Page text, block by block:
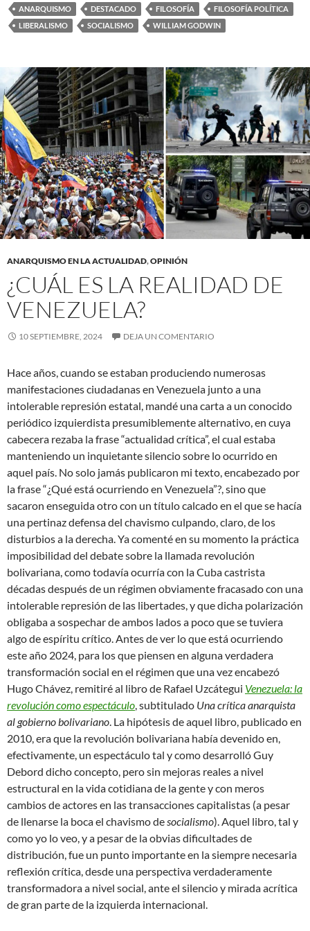
ANARQUISMO DESTACADO FILOSOFÍA
FILOSOFÍA POLÍTICA
LIBERALISMO
SOCIALISMO WILLIAM GODWIN
ANARQUISMO EN LA ACTUALIDAD,OPINIÓN
¿CUÁL ES LA REALIDAD DE
VENEZUELA?
10 SEPTIEMBRE, 2024 DEJA UN COMENTARIO
Hace años, cuando se estaban produciendo numerosas
manifestaciones ciudadanas en Venezuela junto a una
intolerable represión estatal, mandé una carta a un conocido
periódico izquierdista presumiblemente alternativo, en cuya
cabecera rezaba la frase “actualidad crítica”, el cual estaba
manteniendo un inquietante silencio sobre lo ocurrido en
aquel país. No solo jamás publicaron mi texto, encabezado por
la frase “¿Qué está ocurriendo en Venezuela”?, sino que
sacaron enseguida otro con un título calcado en el que se hacía
una pertinaz defensa del chavismo culpando, claro, de los
disturbios a la derecha. Ya comenté en su momento la práctica
imposibilidad del debate sobre la llamada revolución
bolivariana, como todavía ocurría con la Cuba castrista
décadas después de un régimen obviamente fracasado con una
intolerable represión de las libertades, y que dicha polarización
obligaba a sospechar de ambos lados a poco que se tuviera
algo de espíritu crítico. Antes de ver lo que está ocurriendo
este año 2024, para los que piensen en alguna verdadera
transformación social en el régimen que una vez encabezó
Hugo Chávez, remitiré al libro de Rafael Uzcátegui Venezuela: la
revolución como espectáculo , subtitulado Una crítica anarquista
al gobierno bolivariano . La hipótesis de aquel libro, publicado en
2010, era que la revolución bolivariana había devenido en,
efectivamente, un espectáculo tal y como desarrolló Guy
Debord dicho concepto, pero sin mejoras reales a nivel
estructural en la vida cotidiana de la gente y con meros
cambios de actores en las transacciones capitalistas (a pesar
de llenarse la boca el chavismo de socialismo). Aquel libro, tal y
como yo lo veo, y a pesar de la obvias dificultades de
distribución, fue un punto importante en la siempre necesaria
reflexión crítica, desde una perspectiva verdaderamente
transformadora a nivel social, ante el silencio y mirada acrítica
de gran parte de la izquierda internacional.